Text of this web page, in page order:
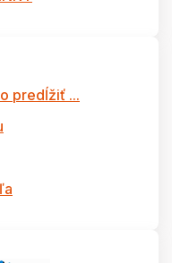
predĺžiť ...